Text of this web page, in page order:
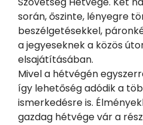
során, őszinte, lényegre
beszélgetésekkel,
a jegyeseknek a közös
elsajátításában.
Mivel a hétvégén
így lehetőség adódik a
ismerkedésre is.
gazdag hétvége vár a